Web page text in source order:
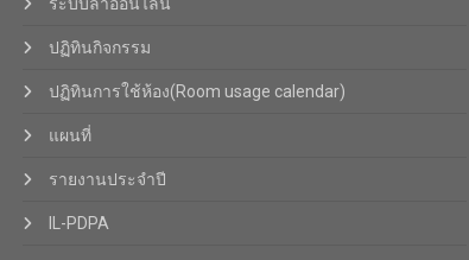
ปฏิทินกิจกรรม
ปฏิทินการใช้ห้อง(Room usage calendar)
แผนที่
รายงานประจำปี
IL-PDPA